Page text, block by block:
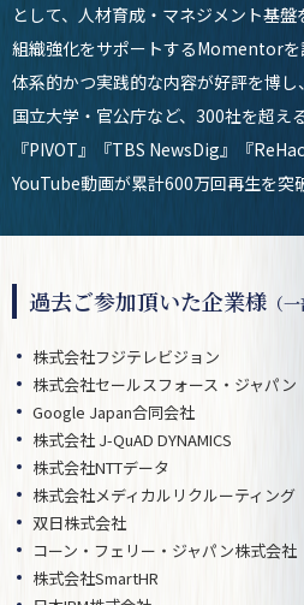
として、人材育成・マネジメント基盤
組織強化をサポートするMomentorを
体系的かつ実践的な内容が好評を博し
国立大学・官公庁など、300社を超え
『PIVOT』『TBS NewsDig』『
YouTube動画が累計600万回再生を突
過去ご参加頂いた企業様 （
株式会社フジテレビジョン
株式会社セールスフォース・ジャパン
Google Japan合同会社
株式会社 J-QuAD DYNAMICS
株式会社NTTデータ
株式会社メディカルリクルーティング
双日株式会社
コーン・フェリー・ジャパン株式会社
株式会社SmartHR